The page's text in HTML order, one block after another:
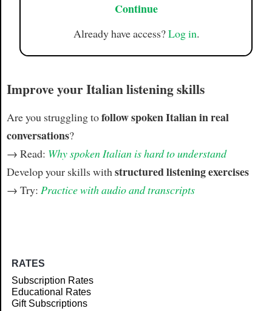
Continue
Already have access?Log in.
Improve your Italian listening skills
Are you struggling tofollow spoken Italian in real
conversations?
→ Read: Why spoken Italian is hard to understand
Develop your skills withstructured listening exercises
→ Try: Practice with audio and transcripts
RATES
Subscription Rates
Educational Rates
Gift Subscriptions